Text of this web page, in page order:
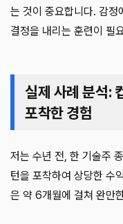
는 것이 중요합니다. 감정
결정을 내리는 훈련이 필
실제 사례 분석:
포착한 경험
저는 수년 전, 한 기술주
턴을 포착하여 상당한 수
은 약 6개월에 걸쳐 완만